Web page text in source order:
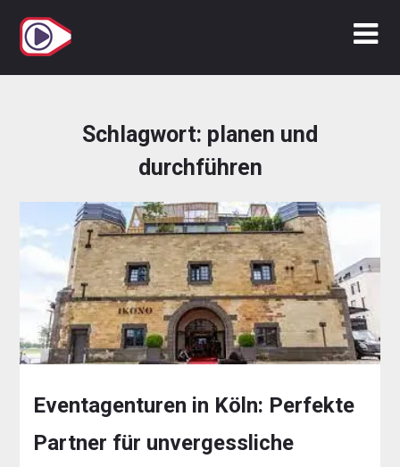
Inhalt
springen
Schlagwort: planen und
durchführen
Eventagenturen in Köln: Perfekte
Partner für unvergessliche